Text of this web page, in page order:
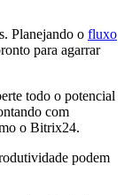
Planejando o fluxo
para agarrar
todo o potencial
com
o Bitrix24.
podem